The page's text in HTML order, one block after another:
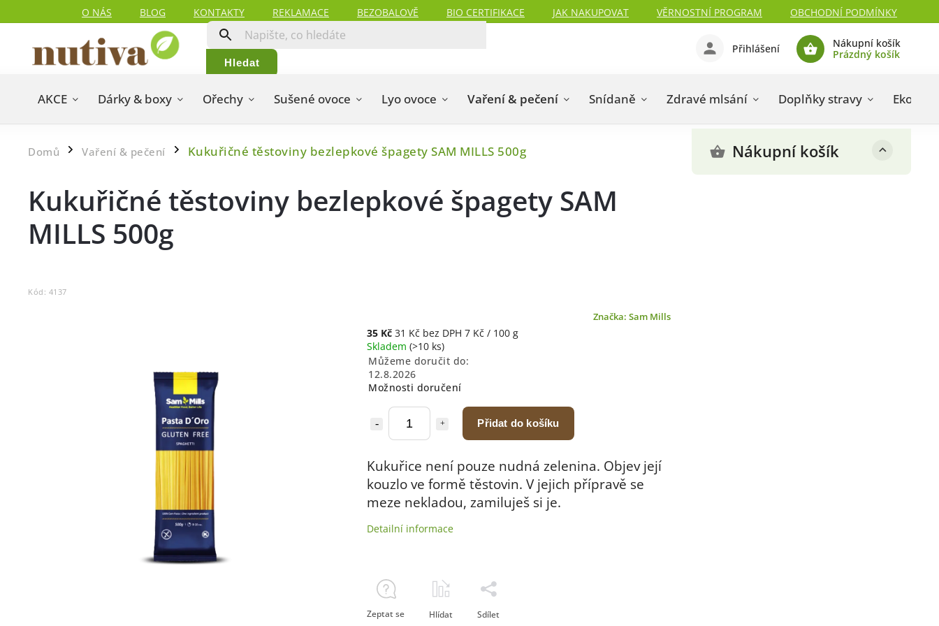
O NÁS BLOG KONTAKTY REKLAMACE BEZOBALOVĚ BIO CERTIFIKACE JAK NAKUPOVAT VĚRNOSTNÍ PROGRAM OBCHODNÍ PODMÍNKY
Hledat
Nákupní košík
Prázdný košík
Přihlášení
AKCE Dárky & boxy Ořechy Sušené ovoce Lyo ovoce Vaření & pečení Snídaně Zdravé mlsání Doplňky stravy Eko
Domů / Vaření & pečení / Kukuřičné těstoviny bezlepkové špagety SAM MILLS 500g Nákupní košík
Kukuřičné těstoviny bezlepkové špagety SAM
MILLS 500g
Kód: 4137
Značka: Sam Mills
35 Kč 31 Kč bez DPH 7 Kč / 100 g
Skladem (>10 ks)
Můžeme doručit do:
12.8.2026
Možnosti doručení
Přidat do košíku
Kukuřice není pouze nudná zelenina. Objev její
kouzlo ve formě těstovin. V jejich přípravě se
meze nekladou, zamiluješ si je.
Detailní informace
Zeptat se Hlídat Sdílet